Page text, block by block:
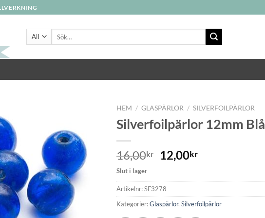
Lägg
till i
önskelistan
HEM / GLASPÄRLOR / SILVERFOILPÄRLOR
Silverfoilpärlor 12mm Blå
16,00kr 12,00kr
Slut i lager
Artikelnr:SF3278
Kategorier:Glaspärlor, Silverfoilpärlor